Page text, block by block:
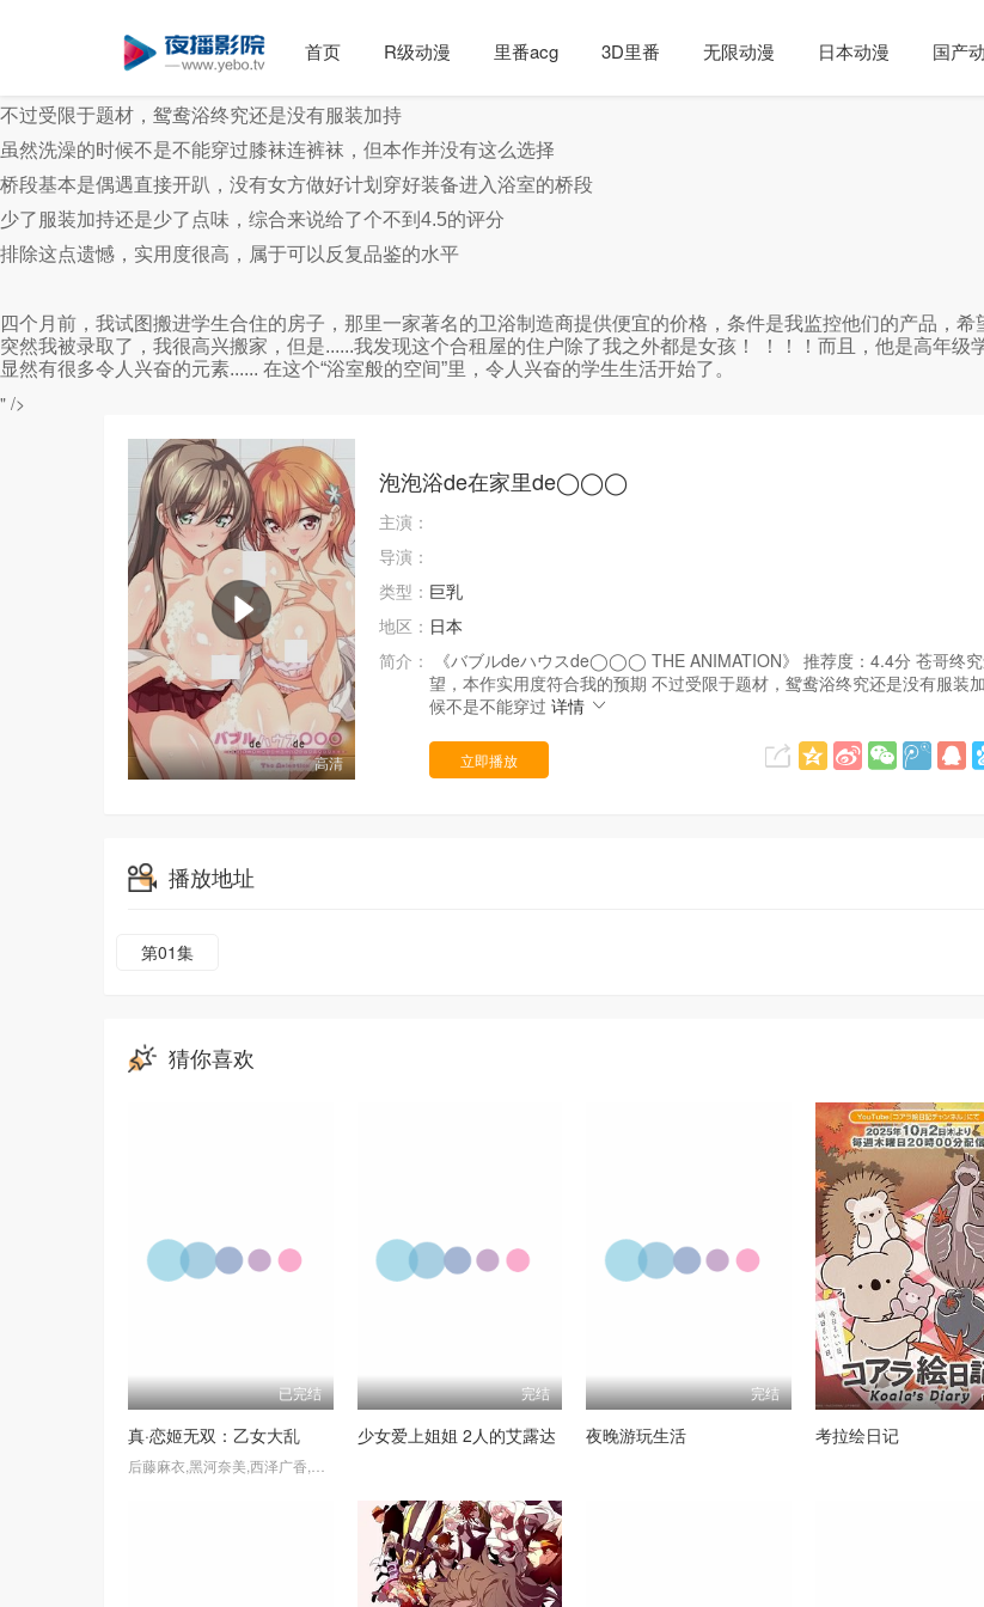
不过受限于题材，鸳鸯浴终究还是没有服装加持
虽然洗澡的时候不是不能穿过膝袜连裤袜，但本作并没有这么选择
桥段基本是偶遇直接开趴，没有女方做好计划穿好装备进入浴室的桥段
少了服装加持还是少了点味，综合来说给了个不到4.5的评分
排除这点遗憾，实用度很高，属于可以反复品鉴的水平
四个月前，我试图搬进学生合住的房子，那里一家著名的卫浴制造商提供便宜的价格，条件是我监控他们的产品，
突然我被录取了，我很高兴搬家，但是......我发现这个合租屋的住户除了我之外都是女孩！ ！！！而且，他是高年
显然有很多令人兴奋的元素...... 在这个“浴室般的空间”里，令人兴奋的学生生活开始了。
" />
首页 R级动漫 里番acg 3D里番 无限动漫 日本动漫 国产
高清
泡泡浴de在家里de◯◯◯
主演：
导演：
类型： 巨乳
地区： 日本
简介：
《バブルdeハウスde◯◯◯ THE ANIMATION》 推荐度：4.4分 苍哥终
望，本作实用度符合我的预期 不过受限于题材，鸳鸯浴终究还是没有服装
候不是不能穿过 详情
立即播放
播放地址
第01集
猜你喜欢
已完结
真·恋姬无双：乙女大乱
后藤麻衣,黑河奈美,西泽广香,鸣海惠里香,本井英美,小林真纪,雨宫侑布,青叶林檎,澄田麻理耶,折笠爱,桧山修之,矢岛晶子,堂坂晃
完结
少女爱上姐姐 2人的艾露达
完结
夜晚游玩生活 考拉绘日记